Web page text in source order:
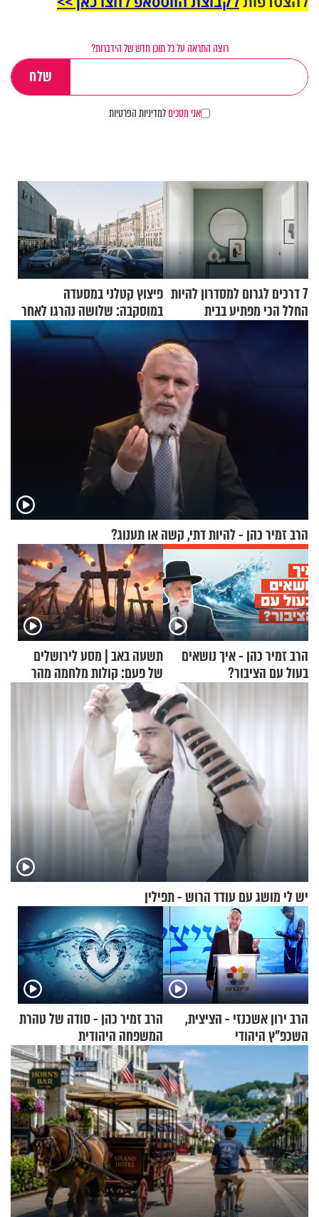
רוצה התראה על כל תוכן חדש של הידברות?
אני מסכיםלמדיניות הפרטיות
7 דרכים לגרום למסדרון להיות
החלל הכי מפתיע בבית
פיצוץ קטלני במסעדה
במוסקבה: שלושה נהרגו לאחר
שמטען שנשאה אישה התפוצץ
הרב זמיר כהן - להיות דתי, קשה או תענוג?
הרב זמיר כהן - איך נושאים
בעול עם הציבור?
תשעה באב | מסע לירושלים
של פעם: קולות מלחמה מהר
הזיתים
יש לי מושג עם עודד הרוש - תפילין
הרב ירון אשכנזי - הציצית,
השכפ"ץ היהודי
הרב זמיר כהן - סודה של טהרת
המשפחה היהודית